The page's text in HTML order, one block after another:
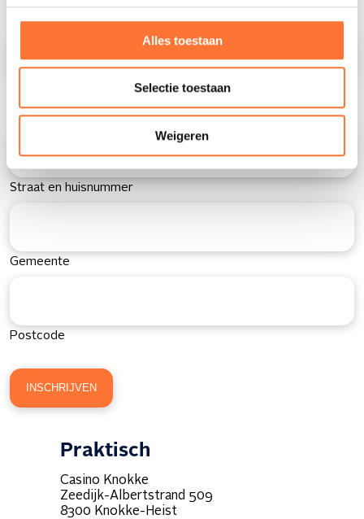
Alles toestaan
Selectie toestaan
Weigeren
Adres (Required)
Straat en huisnummer
Gemeente
Postcode
Praktisch
Casino Knokke
Zeedijk-Albertstrand 509
8300 Knokke-Heist